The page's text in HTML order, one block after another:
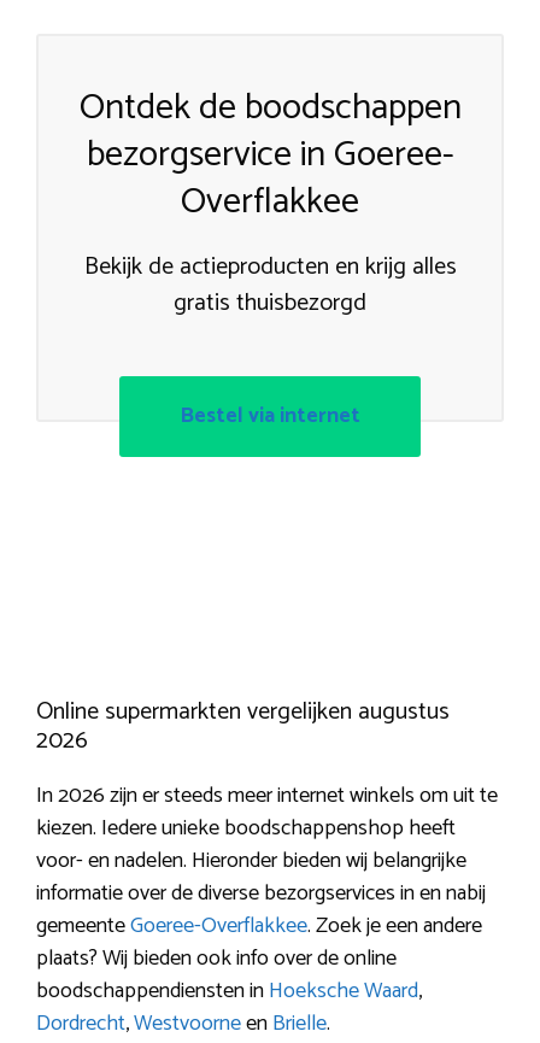
Ontdek de boodschappen
bezorgservice in Goeree-
Overflakkee
Bekijk de actieproducten en krijg alles
gratis thuisbezorgd
Bestel via internet
Online supermarkten vergelijken augustus
2026
In 2026 zijn er steeds meer internet winkels om uit te
kiezen. Iedere unieke boodschappenshop heeft
voor- en nadelen. Hieronder bieden wij belangrijke
informatie over de diverse bezorgservices in en nabij
gemeenteGoeree-Overflakkee. Zoek je een andere
plaats? Wij bieden ook info over de online
boodschappendiensten inHoeksche Waard,
Dordrecht,WestvoorneenBrielle.